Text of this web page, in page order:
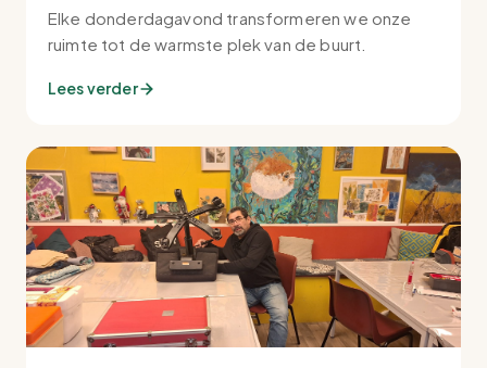
Elke donderdagavond transformeren we onze
ruimte tot de warmste plek van de buurt.
Lees verder